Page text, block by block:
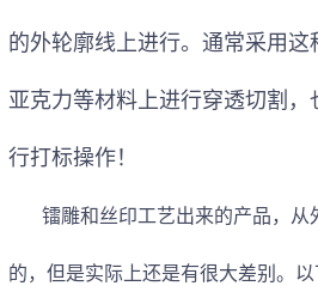
的外轮廓线上进行。通常采用这
亚克力等材料上进行穿透切割，
行打标操作！
镭雕和丝印工艺出来的产品，从
的，但是实际上还是有很大差别。以